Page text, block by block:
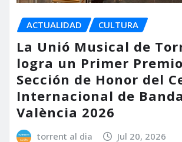
ACTUALIDAD CULTURA
La Unió Musical de
logra un Primer
Sección de Honor del
Internacional de
València 2026
torrent al dia Jul 20, 2026